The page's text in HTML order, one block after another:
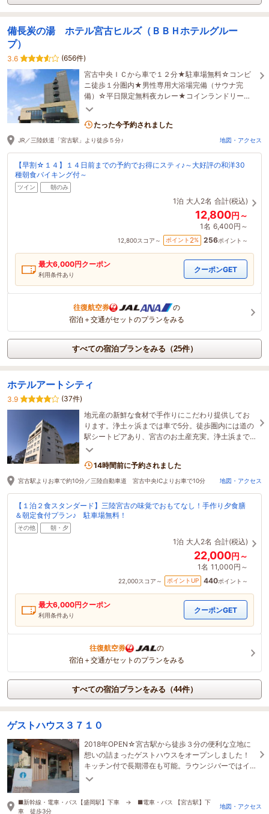
備長炭の湯 ホテル宮古ヒルズ（ＢＢＨホテルグルー
プ）
3.6
(656件)
宮古中央ＩＣから車で１２分★駐車場無料☆コンビ
ニ徒歩１分圏内★男性専用大浴場完備（サウナ完
備）☆平日限定無料夜カレー★コインランドリー完
備☆漫画本コーナー・レトロゲームコーナー★
たった今予約されました
JR／三陸鉄道「宮古駅」より徒歩５分♪ 地図・アクセス
【早割☆１４】１４日前までの予約でお得にスティ♪～大好評の和洋30
種朝食バイキング付～
ツイン 朝のみ
1泊 大人2名 合計(税込)
12,800円～
1名 6,400円～
12,800スコア～ ポイント 2% 256ポイント～
最大6,000円クーポン
利用条件あり
クーポンGET
往復航空券
の
宿泊＋交通がセットのプランをみる
すべての宿泊プランをみる（25件）
ホテルアートシティ
3.9
(37件)
地元産の新鮮な食材で手作りにこだわり提供してお
ります。浄土ヶ浜までは車で5分。徒歩圏内には道の
駅シートピアあり、宮古のお土産充実。浄土浜まで
遊覧船が乗船可能◎ビジネスに観光に最適です！
14時間前に予約されました
宮古駅よりお車で約10分／三陸自動車道 宮古中央ICよりお車で10分 地図・アクセス
【１泊２食スタンダード】三陸宮古の味覚でおもてなし！手作り夕食膳
＆朝定食付プラン♪ 駐車場無料！
その他 朝・夕
1泊 大人2名 合計(税込)
22,000円～
1名 11,000円～
22,000スコア～ ポイントUP 440ポイント～
最大6,000円クーポン
利用条件あり
クーポンGET
往復航空券
の
宿泊＋交通がセットのプランをみる
すべての宿泊プランをみる（44件）
ゲストハウス３７１０
2018年OPEN☆宮古駅から徒歩３分の便利な立地に
想いの詰まったゲストハウスをオープンしました！
キッチン付で長期滞在も可能。ラウンジバーではイ
ベントも盛ん♪宮古の食や人との出会いを楽しんで♪
■新幹線・電車・バス【盛岡駅】下車 → ■電車・バス 【宮古駅】下
車 徒歩3分
地図・アクセス